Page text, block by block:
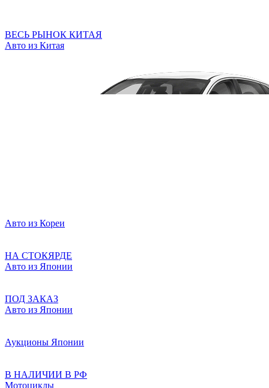
ВЕСЬ РЫНОК КИТАЯ
Авто из Китая
Авто из Кореи
НА СТОКЯРДЕ
Авто из Японии
ПОД ЗАКАЗ
Авто из Японии
Аукционы Японии
В НАЛИЧИИ В РФ
Мотоциклы